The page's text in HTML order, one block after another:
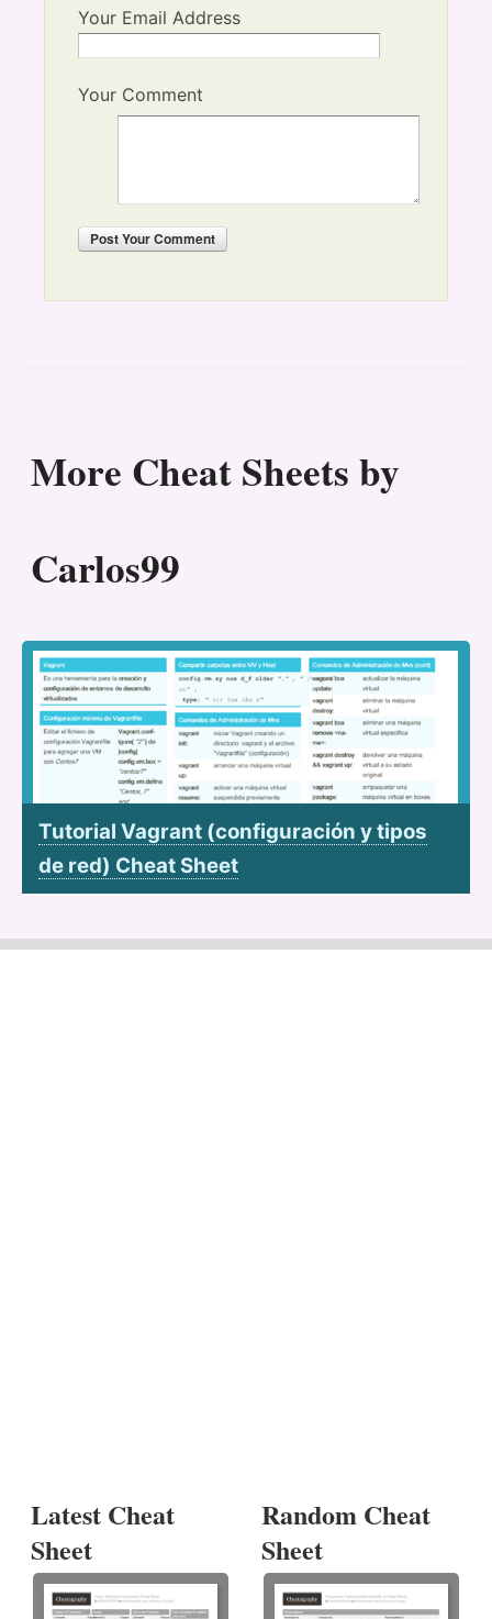
Your Email Address
Your Comment
PostYour Comment
More Cheat Sheets by
Carlos99
Tutorial Vagrant (configuración y tipos
de red) Cheat Sheet
Latest Cheat
Sheet
Random Cheat
Sheet